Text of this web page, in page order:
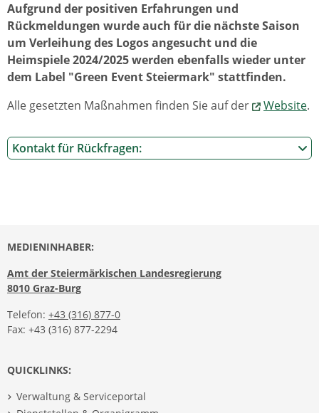
Aufgrund der positiven Erfahrungen und
Rückmeldungen wurde auch für die nächste Saison
um Verleihung des Logos angesucht und die
Heimspiele 2024/2025 werden ebenfalls wieder unter
dem Label "Green Event Steiermark" stattfinden.
Alle gesetzten Maßnahmen finden Sie auf der
Website.
Kontakt für Rückfragen:
MEDIENINHABER:
Amt der Steiermärkischen Landesregierung
8010 Graz-Burg
Telefon: +43 (316) 877-0
Fax: +43 (316) 877-2294
QUICKLINKS:
Verwaltung & Serviceportal